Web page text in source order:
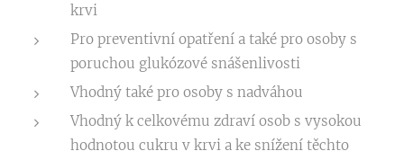
krvi
Pro preventivní opatření a také pro osoby s
poruchou glukózové snášenlivosti
Vhodný také pro osoby s nadváhou
Vhodný k celkovému zdraví osob s vysokou
hodnotou cukru v krvi a ke snížení těchto